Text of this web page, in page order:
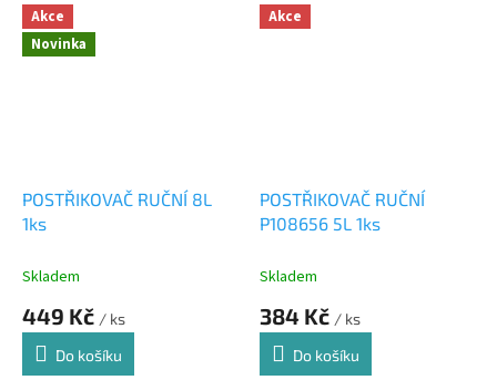
Akce
Novinka
POSTŘIKOVAČ RUČNÍ 8L
1ks
Skladem
449 Kč / ks
Do košíku
Akce
POSTŘIKOVAČ RUČNÍ
P108656 5L 1ks
Skladem
384 Kč / ks
Do košíku